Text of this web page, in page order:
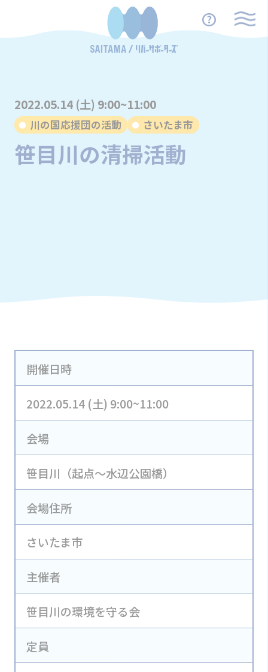
2022.05.14 (土) 9:00~11:00
川の国応援団の活動 さいたま市
笹目川の清掃活動
開催日時
2022.05.14 (土) 9:00~11:00
会場
笹目川（起点～水辺公園橋）
会場住所
さいたま市
主催者
笹目川の環境を守る会
定員